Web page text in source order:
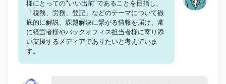
様にとっての"いい出前"であることを目指し、
「税務、労務、登記」などのテーマについて徹
底的に解説、課題解決に繋がる情報を届け、常
に経営者様やバックオフィス担当者様に寄り添
い支援するメディアでありたいと考えていま
す。